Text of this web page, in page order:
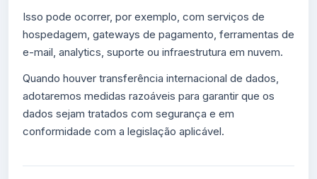
Isso pode ocorrer, por exemplo, com serviços de
hospedagem, gateways de pagamento, ferramentas de
e-mail, analytics, suporte ou infraestrutura em nuvem.
Quando houver transferência internacional de dados,
adotaremos medidas razoáveis para garantir que os
dados sejam tratados com segurança e em
conformidade com a legislação aplicável.